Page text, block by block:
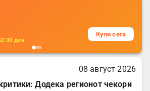
ден
Купи сега
08 август 2026
Додека регионот чекори